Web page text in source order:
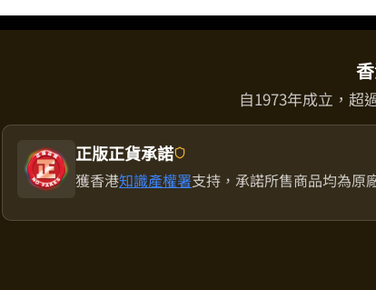
自1973年成立，超
正版正貨承諾
獲香港知識產權署支持，承諾所售商品均為原